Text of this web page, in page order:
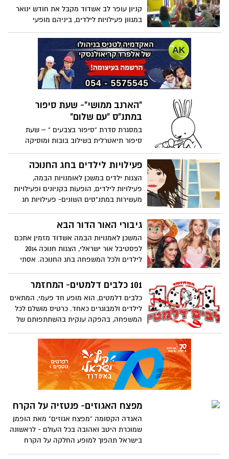
קניון עופר לב אשדוד מקבל את חודש ינואר
במגוון פעילויות לילדים, ביניהם מופעי
תיאטרון מרגשים והצגות חינוכיות לכל
המשפחה...
"הארנב ממושי"- שעת סיפור
במתנ"ס "עם שלום"
במסגרת סדרת "סיפור בצבעים " – שעת
סיפור תיאטרלית בשילוב בובות ומוסיקה
לילדים בגילאי 2-4 בהנחיית רינה שימחי על פי
"הארנב ממושי" ספר ילדים מאת שלומית כהן
פעילויות לילדים בחג החנוכה
הצגות ילדים במשכן לאומנויות הבמה,
פעילויות לילדים, הופעות בקניונים ופעילויות
מעשירות במתנ"סים השונים- פעילויות חג
גיבורי האור הדור הבא
המשכן לאמנויות הבמה אשדוד מזמין אתכם
לפסטיבל אור ישראלי, הצגות חנוכה 2014
לילדים ולכל המשפחה בחג החנוכה. אסתי
גדולה ומרהיבה בתפקיד הנסיכה החלומית
101 כלבים דלמטים- המחזמר
כלבים דלמטים, הוא מופע חד פעמי, המתאים
לילדים ולמבוגרים כאחד. כרטיס מושלם לכל
המשפחה, בהפקה ענקית בהשתתפותם של
מפצח האגוזים- פנטזיה על הקרח
האגדה הקסומה "מפצח אגוזים" מאת הופמן
שמוכרת היטב ואהובה בכל העולם - לראשונה
בישראל תהפוך למופע החלקה על הקרח